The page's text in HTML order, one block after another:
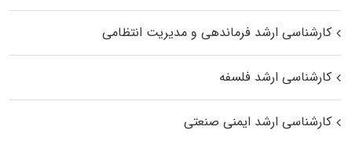
کارشناسی ارشد فرماندهی و مدیریت انتظامی
کارشناسی ارشد فلسفه
کارشناسی ارشد ایمنی صنعتی